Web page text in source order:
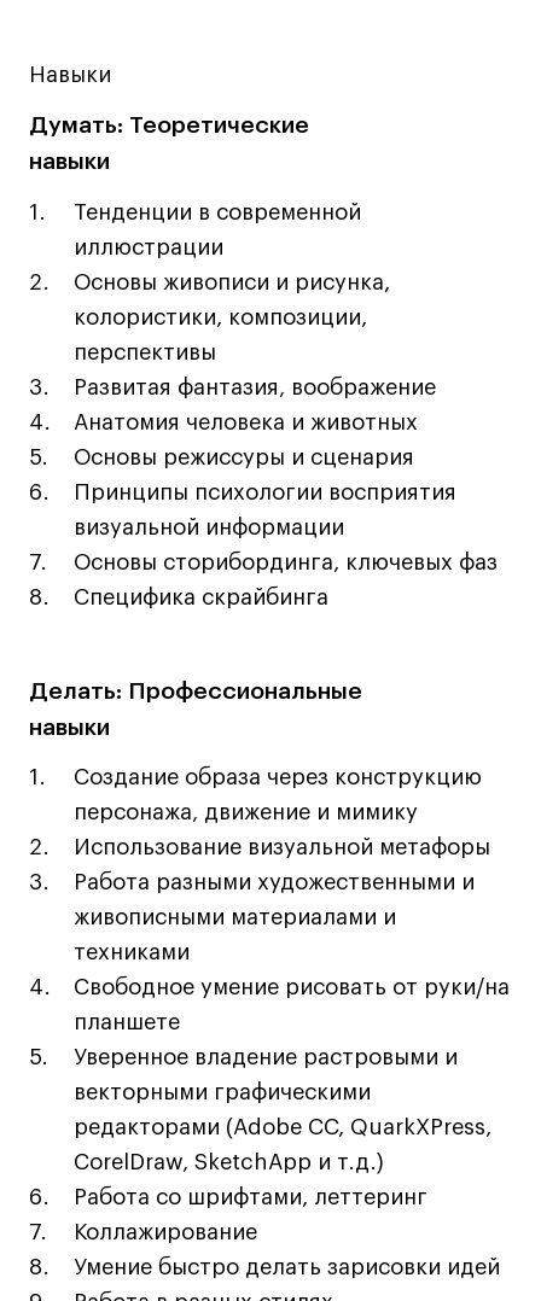
Все программы
Контент
Интерьер
Лайфстайл
Навыки предпринимателя и управленца
Онлайн
Маркетинг и генерация лидов
Искусство
Фотография
Графический дизайнер
Цифровой маркетолог
Технолог-конструктор одежды
Коммерческий фотограф
Все программы
Для школьников
Среднесрочные
Долгосрочные
Все программы
Навыки
Думать: Теоретические
навыки
Тенденции в современной
иллюстрации
Основы живописи и рисунка,
колористики, композиции,
перспективы
Развитая фантазия, воображение
Анатомия человека и животных
Основы режиссуры и сценария
Принципы психологии восприятия
визуальной информации
Основы сторибординга, ключевых фаз
Специфика скрайбинга
Делать: Профессиональные
навыки
Создание образа через конструкцию
персонажа, движение и мимику
Использование визуальной метафоры
Работа разными художественными и
живописными материалами и
техниками
Свободное умение рисовать от руки/на
планшете
Уверенное владение растровыми и
векторными графическими
редакторами (Adobe CC, QuarkXPress‚
CorelDraw, SketchApp и т.д.)
Работа со шрифтами, леттеринг
Коллажирование
Умение быстро делать зарисовки идей